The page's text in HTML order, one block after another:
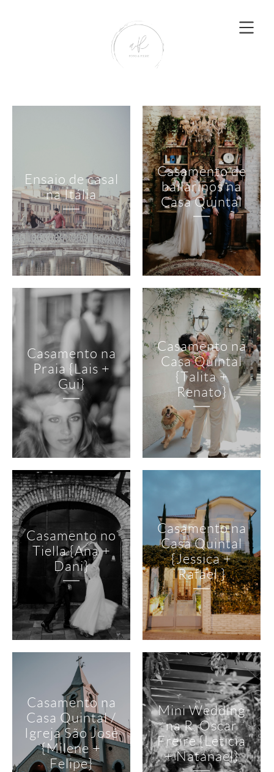
Ensaio de casal
na Itália
Casamento de
bailarinos na
Casa Quintal
Casamento na
Praia {Lais +
Gui}
Casamento na
Casa Quintal
{Talita +
Renato}
Casamento no
Tiella {Ana +
Dani}
Casamento na
Casa Quintal
{Jessica +
Rafael }
Casamento na
Casa Quintal /
Igreja São José
{Milene +
Felipe}
Mini Wedding
na R. Oscar
Freire {Leticia
+ Natanael}